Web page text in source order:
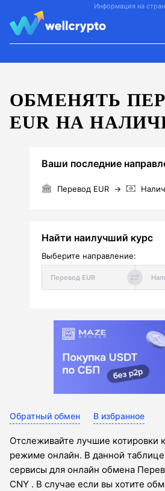
Информация на
ОБМЕНЯТЬ
EUR НА
Ваши последние
Перевод EUR →
Найти наилучший курс
Выберите направление:
Обратный обмен В избранное
Отслеживайте лучшие котировки
режиме онлайн. В данной
сервисы для онлайн обмена
CNY . В случае если вы хотите